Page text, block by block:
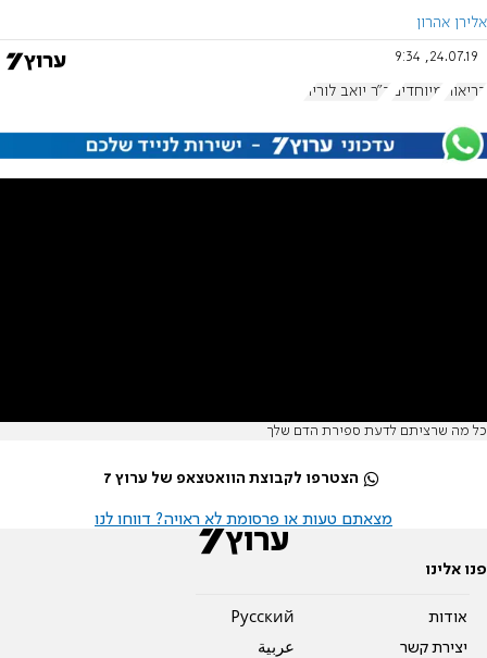
אלירן אהרון
24.07.19, 9:34
בריאות מיוחדים ד"ר יואב לוריה
כל מה שרציתם לדעת ספירת הדם שלך
הצטרפו לקבוצת הוואטצאפ של ערוץ 7
מצאתם טעות או פרסומת לא ראויה? דווחו לנו
פנו אלינו
אודות
יצירת קשר
Pусский
عربية